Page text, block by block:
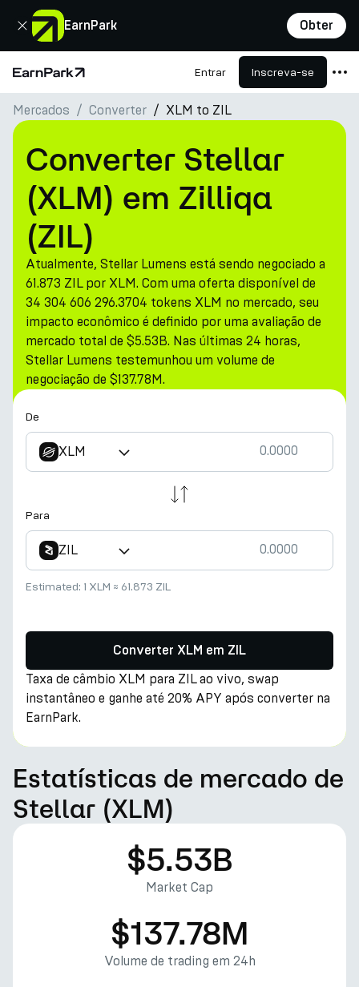
EarnPark Obter
Fechar
Página Inicial Entrar Inscreva-se
Produtos
Mercados
Calculadoras
PARK Token
Recursos
Empresa
Mercados Converter XLM to ZIL
Converter Stellar
(XLM) em Zilliqa
(ZIL)
Atualmente, Stellar Lumens está sendo negociado a
61.873 ZIL por XLM. Com uma oferta disponível de
34 304 606 296.3704 tokens XLM no mercado, seu
impacto econômico é definido por uma avaliação de
mercado total de $5.53B. Nas últimas 24 horas,
Stellar Lumens testemunhou um volume de
negociação de $137.78M.
De
XLM
Para
ZIL
Estimated: 1 XLM ≈ 61.873 ZIL
Converter XLM em ZIL
Taxa de câmbio XLM para ZIL ao vivo, swap
instantâneo e ganhe até 20% APY após converter na
EarnPark.
Estatísticas de mercado de
Stellar (XLM)
$5.53B
Market Cap
$137.78M
Volume de trading em 24h